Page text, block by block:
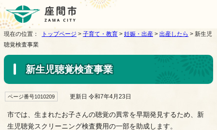
現在の位置： トップページ > 子育て・教育 > 妊娠・出産 > 出産したら > 新生児
聴覚検査事業
新生児聴覚検査事業
ページ番号1010209 更新日 令和7年4月23日
市では、生まれたお子さんの聴覚の異常を早期発見するため、新
生児聴覚スクリーニング検査費用の一部を助成します。